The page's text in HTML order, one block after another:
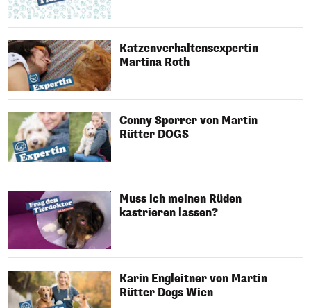
Katzenverhaltensexpertin
Martina Roth
Conny Sporrer von Martin
Rütter DOGS
Muss ich meinen Rüden
kastrieren lassen?
Karin Engleitner von Martin
Rütter Dogs Wien